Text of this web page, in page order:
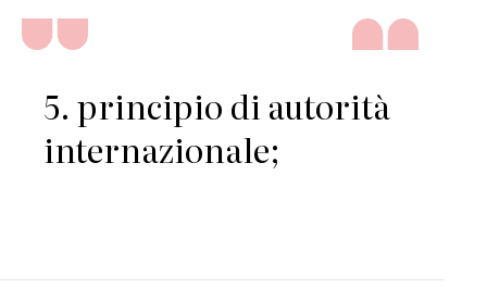
5. principio di autorità
internazionale;